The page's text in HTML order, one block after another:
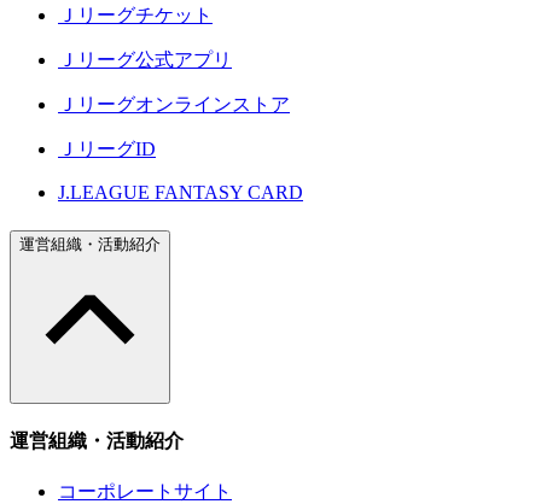
Ｊリーグチケット
Ｊリーグ公式アプリ
Ｊリーグオンラインストア
ＪリーグID
J.LEAGUE FANTASY CARD
運営組織・活動紹介
運営組織・活動紹介
コーポレートサイト